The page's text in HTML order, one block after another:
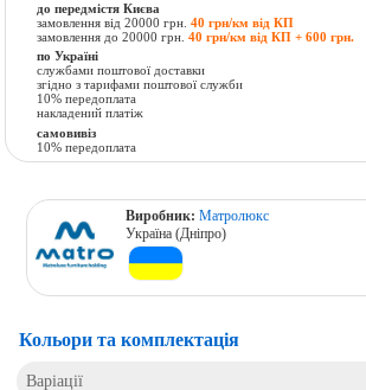
до передмістя Києва
замовлення від 20000 грн.40 грн/км від КП
замовлення до 20000 грн.40 грн/км від КП + 600 грн.
по Україні
службами поштової доставки
згідно з тарифами поштової служби
10% передоплата
накладений платіж
самовивіз
10% передоплата
Виробник:Матролюкс
Україна (Дніпро)
Кольори та комплектація
Варіації